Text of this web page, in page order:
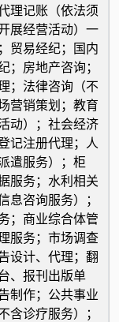
理记账（依法须
展经营活动）一
贸易经纪；国内
房地产咨询；
；法律咨询（不
营销策划；教育
动）；社会经济
记注册代理；人
遣服务）；柜
服务；水利相关
咨询服务）；
；商业综合体管
服务；市场调查
设计、代理；翻
、报刊出版单
制作；公共事业
诊疗服务）；